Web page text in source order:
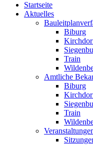
Startseite
Aktuelles
Biburg
Train
Amtliche
Biburg
Train